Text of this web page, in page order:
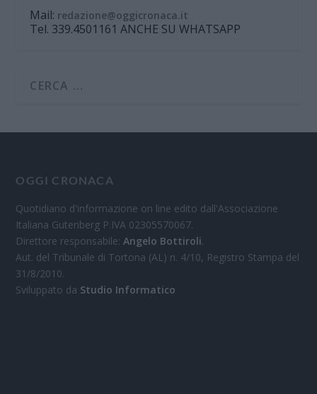
Mail: redazione@oggicronaca.it
Tel. 339.4501161 ANCHE SU WHATSAPP
OGGI CRONACA
Quotidiano d'informazione on line edito dall'Associazione
Italiana Gutenberg P.IVA 02305570067.
Direttore responsabile:Angelo Bottiroli.
Aut. del Tribunale di Tortona (AL) n. 4/10, Registro Stampa del
31/8/2010.
Sviluppato da Studio Informatico